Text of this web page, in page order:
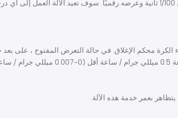
الكرة محكم الإغلاق. في حالة التعرض المفتوح ، على
المعايير الوطنية بمقدار 68 مرة ، وهو
بعمر خدمة هذه الآلة.